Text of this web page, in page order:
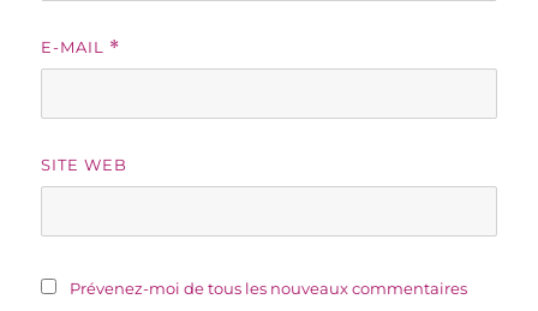
E-MAIL *
SITE WEB
Prévenez-moi de tous les nouveaux commentaires